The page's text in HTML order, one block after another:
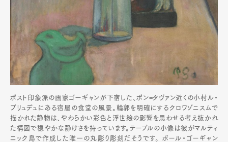
Pen Membership
Magazine
Official Columnist
About
Contact
Pen Meet
Pen international Pen tw
ポスト印象派の画家ゴーギャンが下宿した、ポン=タヴァン近くの小村ル・
プリュデュにある宿屋の食堂の風景。輪郭を明確にするクロワゾニスムで
描かれた静物は、やわらかい彩色と浮世絵の影響を思わせる考え抜かれ
た構図で穏やかな静けさを持っています。テーブルの小像は彼がマルティ
ニック島で作成した唯一の丸彫り彫刻だそうです。 ポール・ゴーギャン